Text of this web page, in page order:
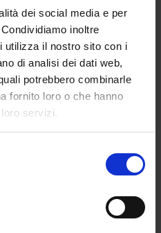
dei social media e per
inoltre
utilizza il nostro sito con i
di analisi dei dati web,
potrebbero combinarle
fornito loro o che hanno
servizi.
e senza il
autorità sanitaria, il
una grave
inopportunamente
allarme sociale e
e le famiglie del
studio”.